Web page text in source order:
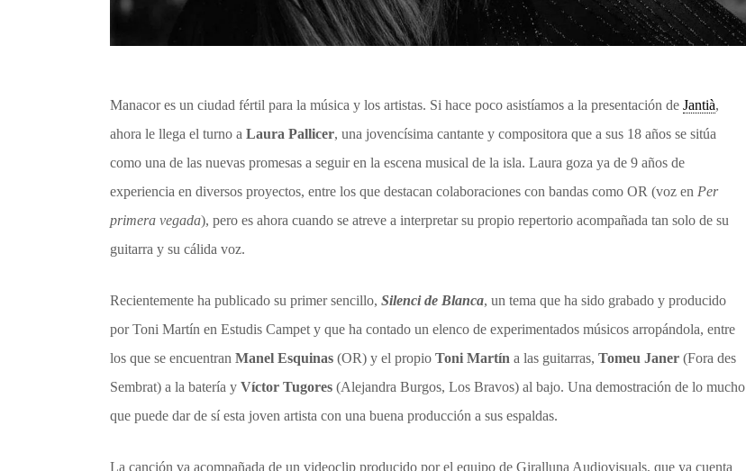
Manacor es un ciudad fértil para la música y los artistas. Si hace poco asistíamos a la presentación de Jantià,
ahora le llega el turno a Laura Pallicer, una jovencísima cantante y compositora que a sus 18 años se sitúa
como una de las nuevas promesas a seguir en la escena musical de la isla. Laura goza ya de 9 años de
experiencia en diversos proyectos, entre los que destacan colaboraciones con bandas como OR (voz en Per
primera vegada), pero es ahora cuando se atreve a interpretar su propio repertorio acompañada tan solo de su
guitarra y su cálida voz.
Recientemente ha publicado su primer sencillo, Silenci de Blanca, un tema que ha sido grabado y producido
por Toni Martín en Estudis Campet y que ha contado un elenco de experimentados músicos arropándola, entre
los que se encuentran Manel Esquinas (OR) y el propio Toni Martín a las guitarras, Tomeu Janer (Fora des
Sembrat) a la batería y Víctor Tugores (Alejandra Burgos, Los Bravos) al bajo. Una demostración de lo mucho
que puede dar de sí esta joven artista con una buena producción a sus espaldas.
La canción va acompañada de un videoclip producido por el equipo de Giralluna Audiovisuals, que ya cuenta